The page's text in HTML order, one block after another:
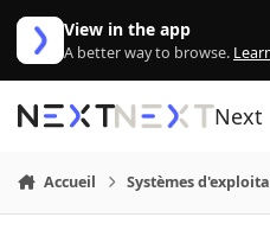
Aller au contenu
View in the app
A better way to browse.
Next
Accueil Systèmes